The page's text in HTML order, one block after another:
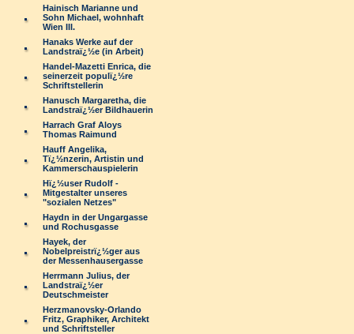
Hainisch Marianne und
Sohn Michael, wohnhaft
Wien III.
Hanaks Werke auf der
Landstraï¿½e (in Arbeit)
Handel-Mazetti Enrica, die
seinerzeit populï¿½re
Schriftstellerin
Hanusch Margaretha, die
Landstraï¿½er Bildhauerin
Harrach Graf Aloys
Thomas Raimund
Hauff Angelika,
Tï¿½nzerin, Artistin und
Kammerschauspielerin
Hï¿½user Rudolf -
Mitgestalter unseres
"sozialen Netzes"
Haydn in der Ungargasse
und Rochusgasse
Hayek, der
Nobelpreistrï¿½ger aus
der Messenhausergasse
Herrmann Julius, der
Landstraï¿½er
Deutschmeister
Herzmanovsky-Orlando
Fritz, Graphiker, Architekt
und Schriftsteller